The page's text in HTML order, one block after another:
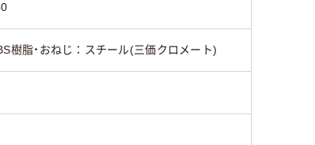
樹脂・おねじ：スチール(三価クロメート)